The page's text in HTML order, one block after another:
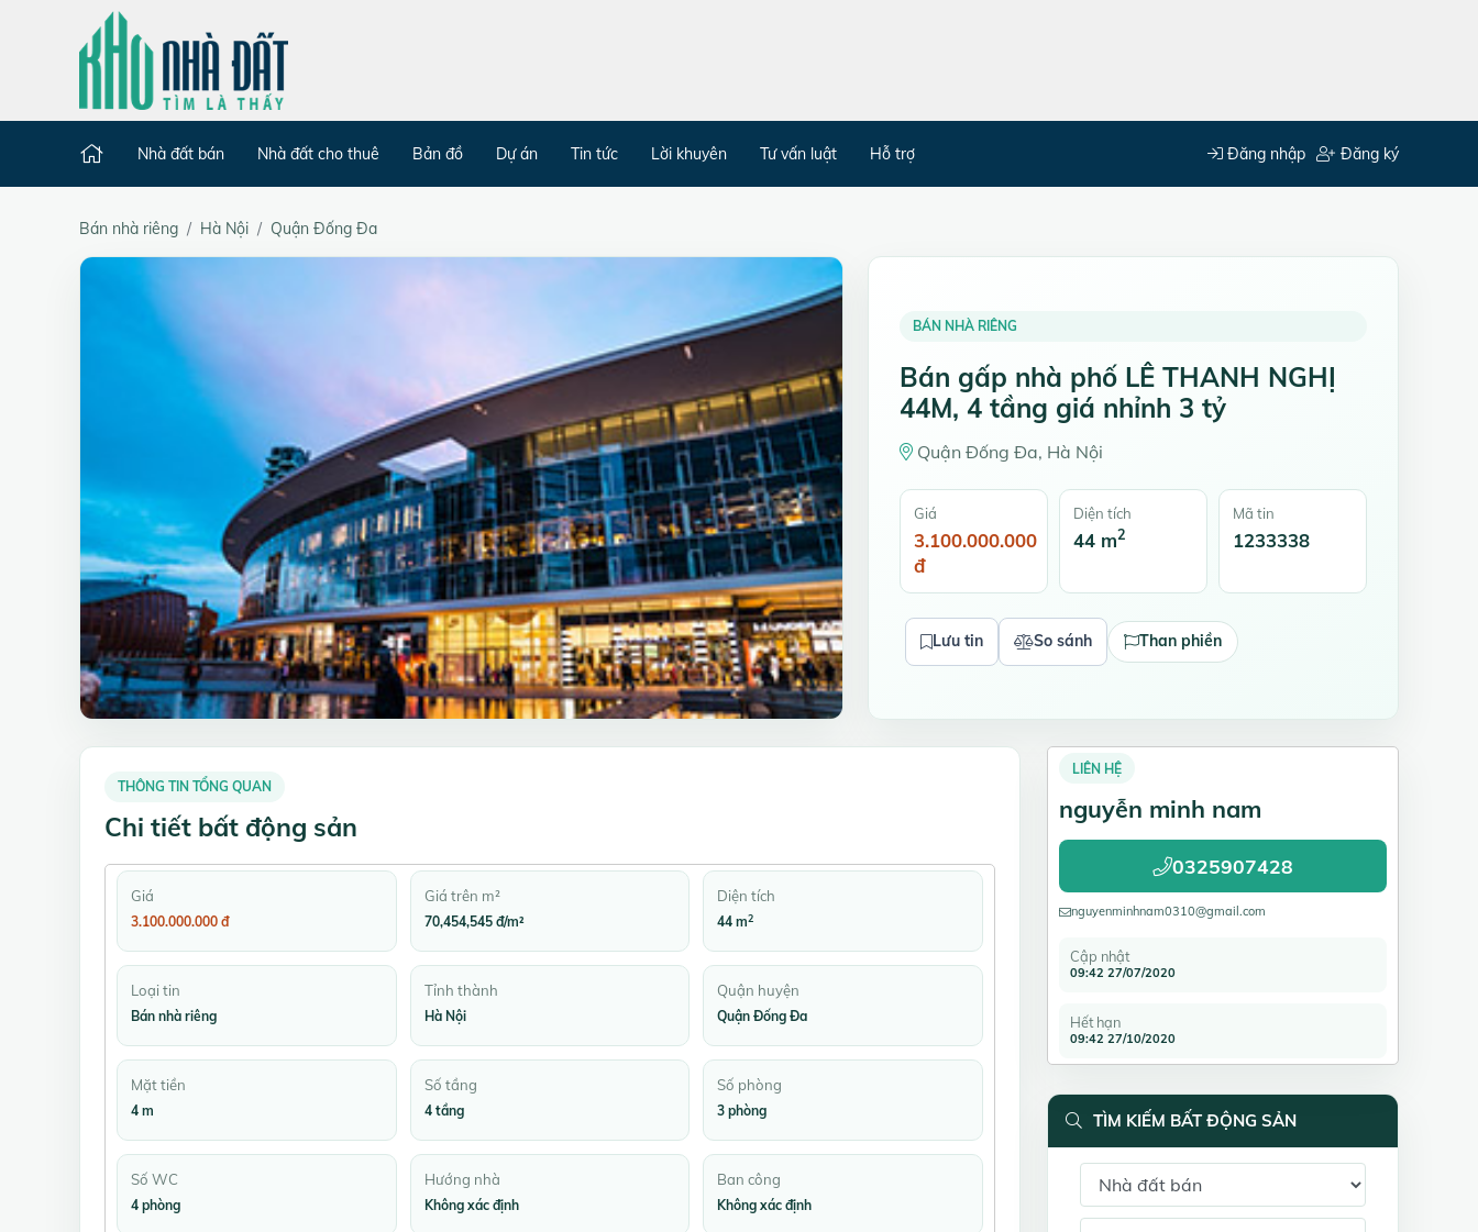
Nhà đất bán Nhà đất cho thuê Bản đồ Dự án Tin tức Lời khuyên Tư vấn luật Hỗ trợ Đăng nhập Đăng ký
Bán nhà riêng Hà Nội Quận Đống Đa
BÁN NHÀ RIÊNG
Bán gấp nhà phố LÊ THANH NGHỊ
44M, 4 tầng giá nhỉnh 3 tỷ
Quận Đống Đa, Hà Nội
Giá
3.100.000.000
đ
Diện tích
44 m2
Mã tin
1233338
Lưu tin So sánh Than phiền
THÔNG TIN TỔNG QUAN
Chi tiết bất động sản
Giá
3.100.000.000 đ
Giá trên m²
70,454,545 đ/m²
Diện tích
44 m2
Loại tin
Bán nhà riêng
Tỉnh thành
Hà Nội
Quận huyện
Quận Đống Đa
Mặt tiền
4 m
Số tầng
4 tầng
Số phòng
3 phòng
Số WC
4 phòng
Hướng nhà
Không xác định
Ban công
Không xác định
LIÊN HỆ
nguyễn minh nam
0325907428
nguyenminhnam0310@gmail.com
Cập nhật
09:42 27/07/2020
Hết hạn
09:42 27/10/2020
TÌM KIẾM BẤT ĐỘNG SẢN